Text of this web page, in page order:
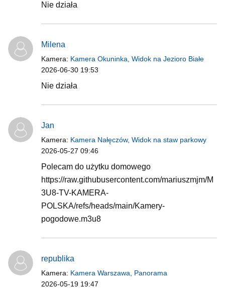
Nie działa
Milena
Kamera: Kamera Okuninka, Widok na Jezioro Białe
2026-06-30 19:53
Nie działa
Jan
Kamera: Kamera Nałęczów, Widok na staw parkowy
2026-05-27 09:46
Polecam do użytku domowego
https://raw.githubusercontent.com/mariuszmjm/M
3U8-TV-KAMERA-
POLSKA/refs/heads/main/Kamery-
pogodowe.m3u8
republika
Kamera: Kamera Warszawa, Panorama
2026-05-19 19:47